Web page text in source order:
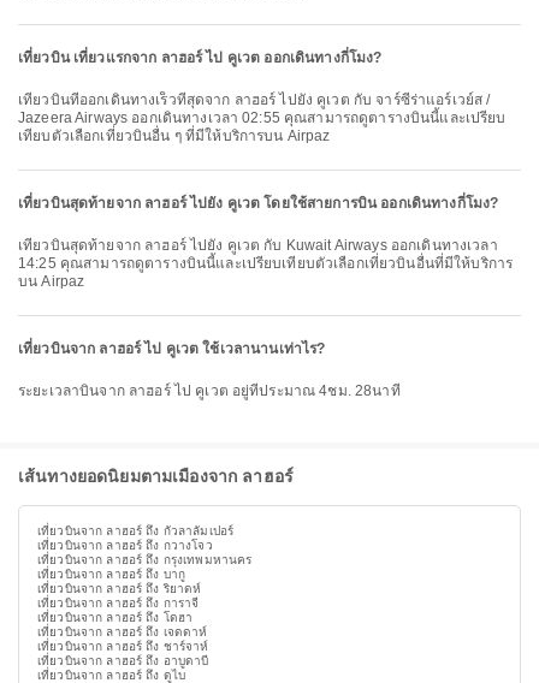
เที่ยวบิน เที่ยวแรกจาก ลาฮอร์ ไป คูเวต ออกเดินทางกี่โมง?
เที่ยวบินที่ออกเดินทางเร็วที่สุดจาก ลาฮอร์ ไปยัง คูเวต กับ จาร์ซีร่าแอร์เวย์ส /
Jazeera Airways ออกเดินทางเวลา 02:55 คุณสามารถดูตารางบินนี้และเปรียบ
เทียบตัวเลือกเที่ยวบินอื่น ๆ ที่มีให้บริการบน Airpaz
เที่ยวบินสุดท้ายจาก ลาฮอร์ ไปยัง คูเวต โดยใช้สายการบิน ออกเดินทางกี่โมง?
เที่ยวบินสุดท้ายจาก ลาฮอร์ ไปยัง คูเวต กับ Kuwait Airways ออกเดินทางเวลา
14:25 คุณสามารถดูตารางบินนี้และเปรียบเทียบตัวเลือกเที่ยวบินอื่นที่มีให้บริการ
บน Airpaz
เที่ยวบินจาก ลาฮอร์ ไป คูเวต ใช้เวลานานเท่าไร?
ระยะเวลาบินจาก ลาฮอร์ ไป คูเวต อยู่ที่ประมาณ 4ชม. 28นาที
เส้นทางยอดนิยมตามเมืองจาก ลาฮอร์
เที่ยวบินจาก ลาฮอร์ ถึง กัวลาลัมเปอร์
เที่ยวบินจาก ลาฮอร์ ถึง กวางโจว
เที่ยวบินจาก ลาฮอร์ ถึง กรุงเทพมหานคร
เที่ยวบินจาก ลาฮอร์ ถึง บากู
เที่ยวบินจาก ลาฮอร์ ถึง ริยาดห์
เที่ยวบินจาก ลาฮอร์ ถึง การาจี
เที่ยวบินจาก ลาฮอร์ ถึง โดฮา
เที่ยวบินจาก ลาฮอร์ ถึง เจดดาห์
เที่ยวบินจาก ลาฮอร์ ถึง ชาร์จาห์
เที่ยวบินจาก ลาฮอร์ ถึง อาบูดาบี
เที่ยวบินจาก ลาฮอร์ ถึง ดูไบ